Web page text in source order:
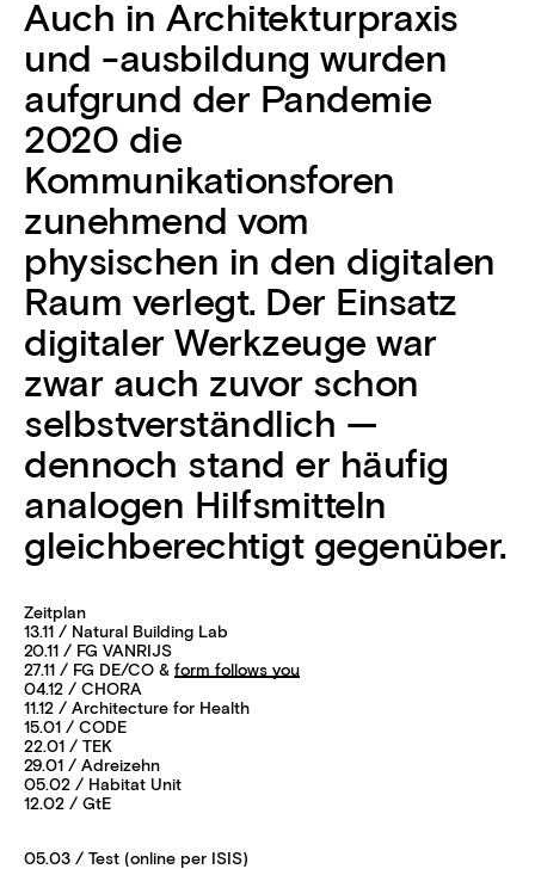
Auch in Architekturpraxis
und -ausbildung wurden
aufgrund der Pandemie
2020 die
Kommunikationsforen
zunehmend vom
physischen in den digitalen
Raum verlegt. Der Einsatz
digitaler Werkzeuge war
zwar auch zuvor schon
selbstverständlich —
dennoch stand er häufig
analogen Hilfsmitteln
gleichberechtigt gegenüber.
Zeitplan
13.11 / Natural Building Lab
20.11 / FG VANRIJS
27.11 / FG DE/CO & form follows you
04.12 / CHORA
11.12 / Architecture for Health
15.01 / CODE
22.01 / TEK
29.01 / Adreizehn
05.02 / Habitat Unit
12.02 / GtE
05.03 / Test (online per ISIS)